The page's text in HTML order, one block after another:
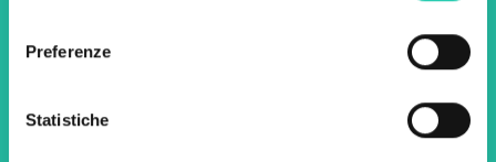
Preferenze
Statistiche
Nome *
Email *